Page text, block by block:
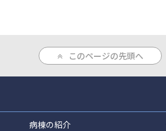
このページの先頭へ
病棟の紹介